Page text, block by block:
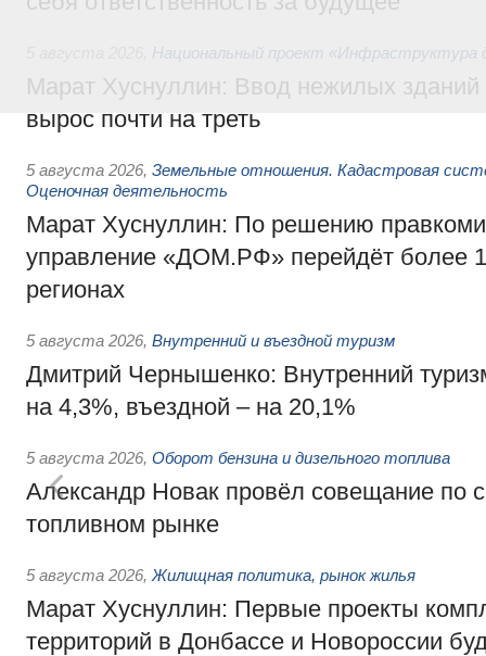
Национальный проект «Инфраструктура
Марат Хуснуллин: Ввод нежилых зданий
вырос почти на треть
5 августа 2026, Земельные отношения. Кадастровая
Оценочная деятельность
Марат Хуснуллин: По решению
управление «ДОМ.РФ» перейдёт более
регионах
5 августа 2026, Внутренний и въездной туризм
Дмитрий Чернышенко: Внутренний
на 4,3%, въездной – на 20,1%
5 августа 2026, Оборот бензина и дизельного топлива
Александр Новак провёл совещание по
топливном рынке
5 августа 2026, Жилищная политика, рынок жилья
Марат Хуснуллин: Первые проекты
территорий в Донбассе и Новороссии